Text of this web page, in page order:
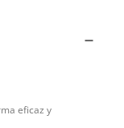
eficaz y